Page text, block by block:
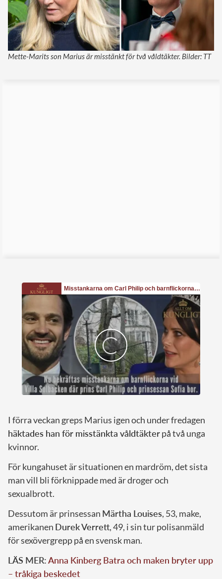
Mette-Marits son Marius är misstänkt för två våldtäkter. Bilder: TT
I förra veckan greps Marius igen och under fredagen
häktades han för misstänkta våldtäkterpå två unga
kvinnor.
För kungahuset är situationen en mardröm, det sista
man vill bli förknippade med är droger och
sexualbrott.
Dessutom är prinsessan Märtha Louises, 53, make,
amerikanen Durek Verrett, 49, i sin tur polisanmäld
för sexövergrepp på en svensk man.
LÄS MER:Anna Kinberg Batra och maken bryter upp
– tråkiga beskedet